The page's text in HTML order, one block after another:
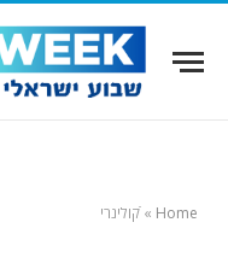
Home
»ֿקולינרי